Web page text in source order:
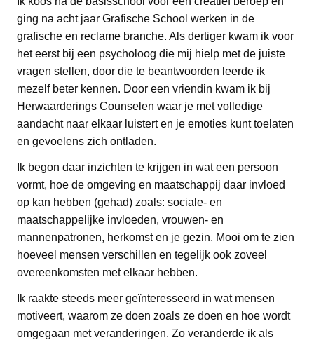
ging na acht jaar Grafische School werken in de
grafische en reclame branche. Als dertiger kwam ik voor
het eerst bij een psycholoog die mij hielp met de juiste
vragen stellen, door die te beantwoorden leerde ik
mezelf beter kennen. Door een vriendin kwam ik bij
Herwaarderings Counselen waar je met volledige
aandacht naar elkaar luistert en je emoties kunt toelaten
en gevoelens zich ontladen.
Ik begon daar inzichten te krijgen in wat een persoon
vormt, hoe de omgeving en maatschappij daar invloed
op kan hebben (gehad) zoals: sociale- en
maatschappelijke invloeden, vrouwen- en
mannenpatronen, herkomst en je gezin. Mooi om te zien
hoeveel mensen verschillen en tegelijk ook zoveel
overeenkomsten met elkaar hebben.
Ik raakte steeds meer geïnteresseerd in wat mensen
motiveert, waarom ze doen zoals ze doen en hoe wordt
omgegaan met veranderingen. Zo veranderde ik als